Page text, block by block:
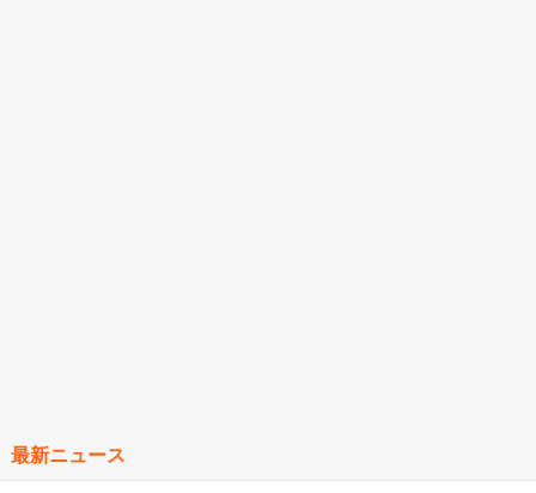
最新ニュース